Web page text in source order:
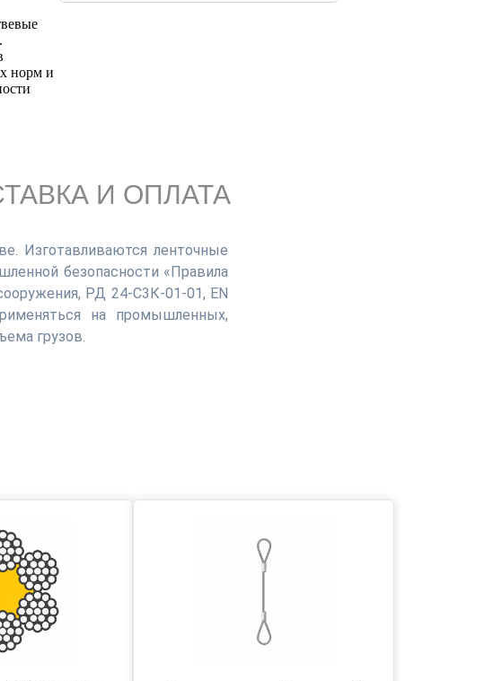
норм и
И ОПЛАТА
Изготавливаются ленточные
безопасности «Правила
РД 24-С3К-01-01, EN
на промышленных,
грузов.